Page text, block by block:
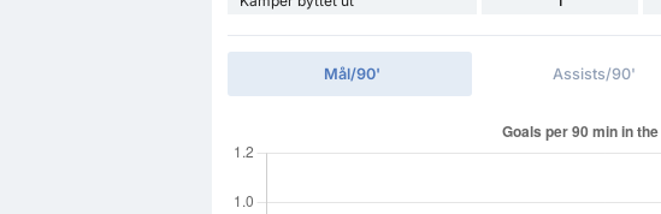
Mål/90' Assists/90'